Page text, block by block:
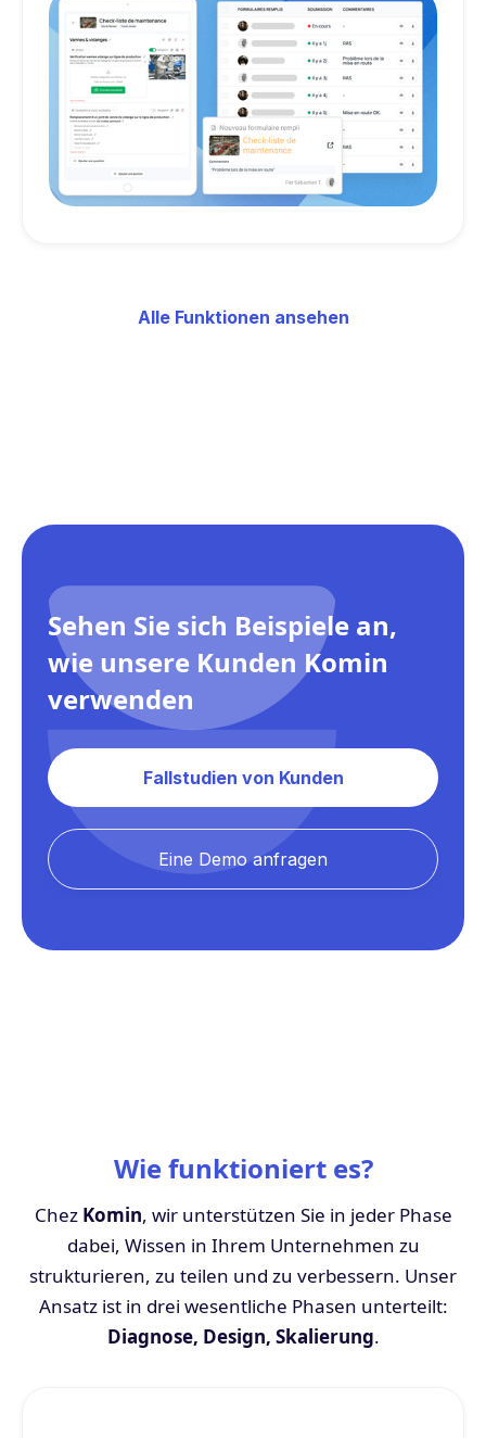
Alle Funktionen ansehen
Sehen Sie sich Beispiele an,
wie unsere Kunden Komin
verwenden
Fallstudien von Kunden
Eine Demo anfragen
Wie funktioniert es?
Chez Komin, wir unterstützen Sie in jeder Phase
dabei, Wissen in Ihrem Unternehmen zu
strukturieren, zu teilen und zu verbessern. Unser
Ansatz ist in drei wesentliche Phasen unterteilt:
Diagnose, Design, Skalierung.